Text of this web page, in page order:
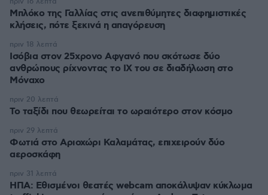
Μπλόκο της Γαλλίας στις ανεπιθύμητες διαφημιστικές
κλήσεις, πότε ξεκινά η απαγόρευση
Ισόβια στον 25χρονο Αφγανό που σκότωσε δύο
ανθρώπους ρίχνοντας το ΙΧ του σε διαδήλωση στο
Μόναχο
πριν 18 λεπτά
Το ταξίδι που θεωρείται το ωραιότερο στον κόσμο
πριν 20 λεπτά
Φωτιά στο Αριοχώρι Καλαμάτας, επιχειρούν δύο
αεροσκάφη
πριν 29 λεπτά
ΗΠΑ: Εθισμένοι θεατές webcam αποκάλυψαν κύκλωμα
πριν 31 λεπτά